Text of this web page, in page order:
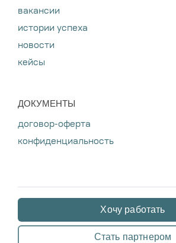
вакансии
истории успеха
новости
кейсы
ДОКУМЕНТЫ
договор-оферта
конфиденциальность
Хочу работать
Стать партнером